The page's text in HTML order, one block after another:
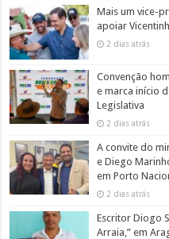
Mais um vice-
apoiar
2 dias atrás
Convenção
e marca início
Legislativa
2 dias atrás
A convite do
e Diego
em Porto
2 dias atrás
Escritor Diogo
Arraia,” em